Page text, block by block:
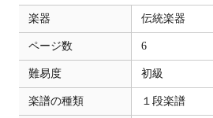
楽器 伝統楽器
ページ数 6
難易度 初級
楽譜の種類 １段楽譜